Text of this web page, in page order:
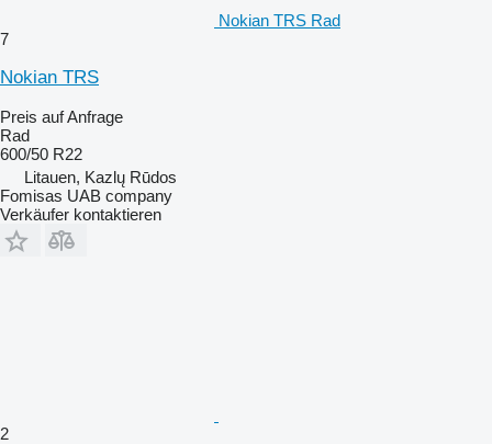
Nokian TRS Rad
7
Nokian TRS
Preis auf Anfrage
Rad
600/50 R22
Litauen, Kazlų Rūdos
Fomisas UAB company
Verkäufer kontaktieren
2